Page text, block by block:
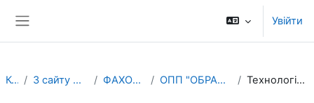
Увійти
Курси З сайту moodle.kkkim.com.ua ФАХОВІ ДИСЦИПЛІНИ ОПП "ОБРАЗОТВОРЧЕ МИСТЕЦТВО" Технологія і матеріалознавство